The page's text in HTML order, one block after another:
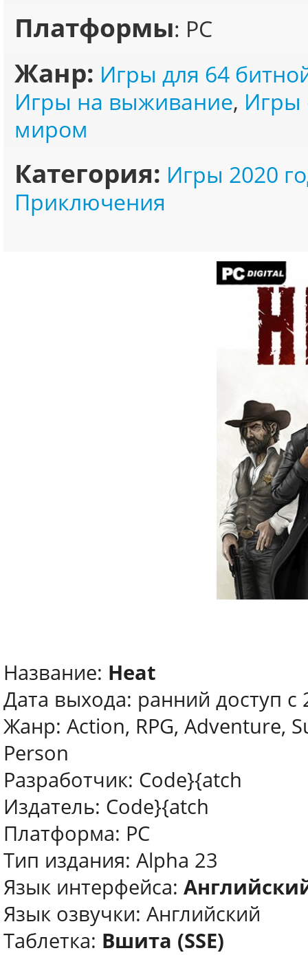
Платформы: PC
Жанр: Игры для 64
Игры на выживание, Игры
миром
Категория: Игры 2020
Приключения
Название: Heat
Дата выхода: ранний доступ
Жанр: Action, RPG, Adventure,
Person
Разработчик: Code}{atch
Издатель: Code}{atch
Платформа: PC
Тип издания: Alpha 23
Язык интерфейса:
Язык озвучки: Английский
Таблетка: Вшита (SSE)